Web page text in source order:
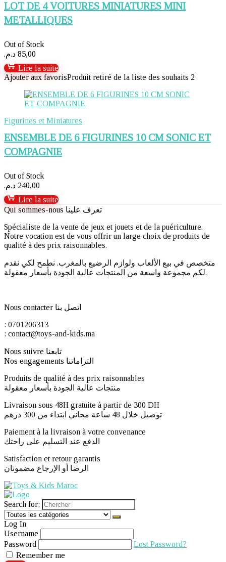
LOT DE 4 VOITURES MINIATURES MINI
METALLIQUES
Out of Stock
85,00 د.م.
Lire la suite
Ajouter aux favorisProduit retiré de la liste des souhaits 2
Figurines et Miniatures
ENSEMBLE DE 6 FIGURINES 10 CM SONIC ET
COMPAGNIE
Out of Stock
240,00 د.م.
Lire la suite
Qui sommes-nous تعرف علينا
Spécialiste de la vente de jeux et jouets et de la puériculture.
Notre vocation est de vous offrir un large choix de produits de
qualité à des prix raisonnables.
متخصص في بيع الألعاب ولوازم الرضيع بالمغرب. نطمح لكي نقدم
لكم مجموعة واسعة من المنتجات عالية الجودة بأسعار معقولة.
Nous contacter اتصل بنا
: 0701206313
: contact@toys-and-kids.ma
Nous suivre تابعنا
Nos engagements التزاماتنا
Produits de qualité à des prix raisonnables
منتجات عالية الجودة بأسعار معقولة
Livraison sous 48H gratuite à partir de 300 DH ​
توصيل خلال 48 ساعة مجاني ابتداء من 300 درهم
Paiement à la livraison à votre convenance
الدفع عند التسليم على راحتك
Satisfaction et retour garantis
الرضا أو الإرجاع مضمونان
Search for:
Log In
Username
Password
Lost Password?
Remember me